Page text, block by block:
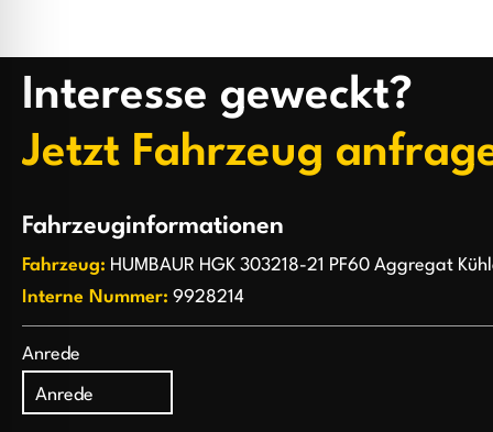
Interesse geweckt?
Jetzt Fahrzeug
Fahrzeuginformationen
Fahrzeug: HUMBAUR HGK 303218-21 PF60 Aggregat
Interne Nummer: 9928214
Anrede